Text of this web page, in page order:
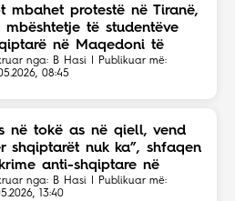
mbahet protestë në Tiranë,
mbështetje të studentëve
në Maqedoni të
nga: B Hasi | Publikuar më:
08:45
në tokë as në qiell, vend
shqiptarët nuk ka”, shfaqen
anti-shqiptare në
nga: B Hasi | Publikuar më:
13:40